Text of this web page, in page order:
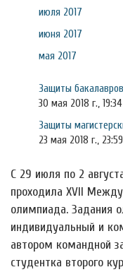
июля 2017
июня 2017
мая 2017
Защиты бакалавров
30 мая 2018 г., 19:34
Защиты
23 мая 2018 г., 23:59
С 29 июля по 2
проходила XVII
олимпиада. Задания
индивидуальный и
автором командной
студентка второго